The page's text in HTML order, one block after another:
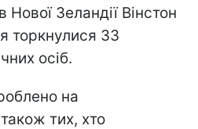
Зеландії Вінстон
торкнулися 33
осіб.
на
тих, хто